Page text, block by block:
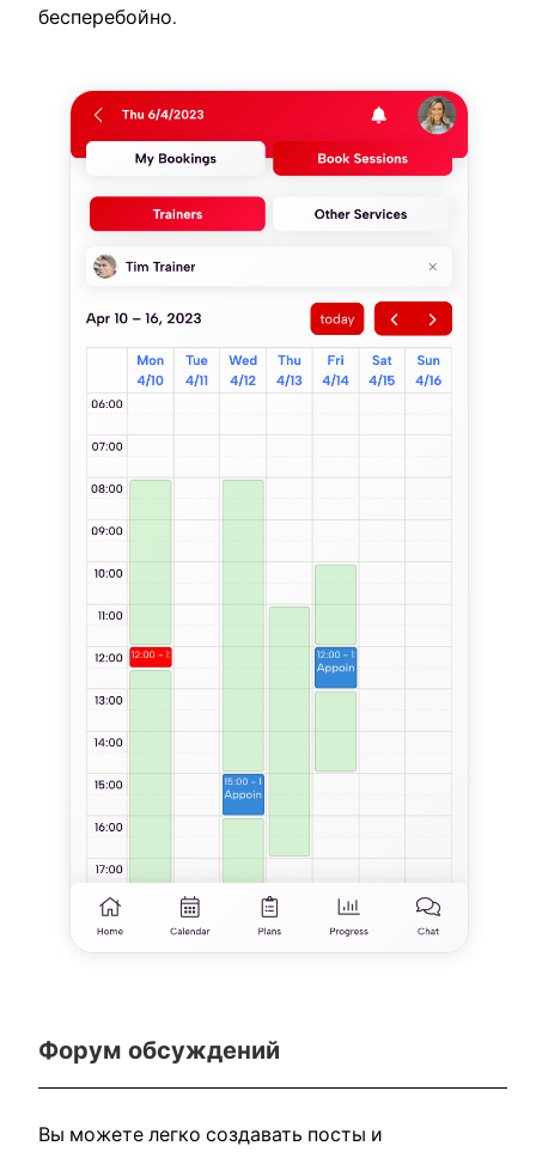
бесперебойно.
Форум обсуждений
Вы можете легко создавать посты и